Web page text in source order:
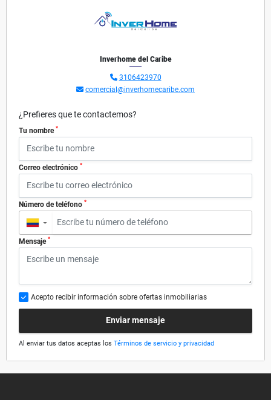
Inverhome del Caribe
3106423970
comercial@inverhomecaribe.com
¿Prefieres que te contactemos?
Tu nombre *
Correo electrónico *
Número de teléfono *
▼
Mensaje *
Acepto recibir información sobre ofertas inmobiliarias
Enviar mensaje
Al enviar tus datos aceptas los Términos de servicio y privacidad